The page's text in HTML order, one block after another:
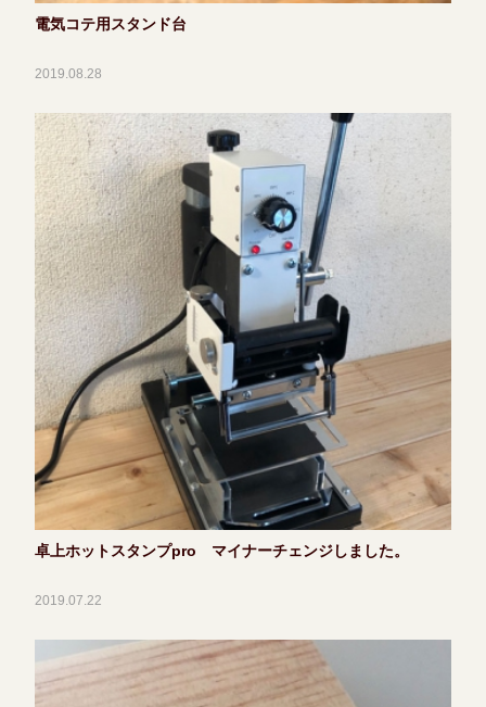
電気コテ用スタンド台
2019.08.28
卓上ホットスタンプpro マイナーチェンジしました。
2019.07.22